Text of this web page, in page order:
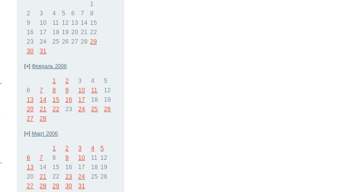
1
2
3 4 5 6 7
8
9
10 11 12 13 14 15
16
17 18 19 20 21 22
23
24 25 26 27 28 29
30
31
[+] Февраль 2006
1 2 3 4
5
6
7 8 9 10 11
12
13
14 15 16 17 18
19
20
21 22 23 24 25
26
27
28
[+] Март 2006
1 2 3 4
5
6
7 8 9 10 11 12
13
14 15 16 17 18 19
20
21 22 23 24 25 26
27
28 29 30 31